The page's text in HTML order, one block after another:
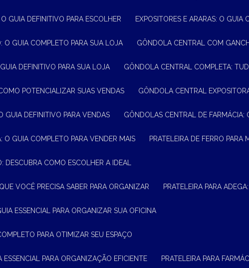
GUIA DEFINITIVO PARA ESCOLHER EXPOSITORES E ARARAS: O GUIA
O GUIA COMPLETO PARA SUA LOJA GÔNDOLA CENTRAL COM
DEFINITIVO PARA SUA LOJA GÔNDOLA CENTRAL COMPLETA:
POTENCIALIZAR SUAS VENDAS GÔNDOLA CENTRAL
GUIA DEFINITIVO PARA VENDAS GÔNDOLAS CENTRAL DE
O GUIA COMPLETO PARA VENDER MAIS PRATELEIRA DE FERRO
DESCUBRA COMO ESCOLHER A IDEAL
VOCÊ PRECISA SABER PARA ORGANIZAR PRATELEIRA PARA
ESSENCIAL PARA ORGANIZAR SUA OFICINA
PARA OTIMIZAR SEU ESPAÇO
ESSENCIAL PARA ORGANIZAÇÃO EFICIENTE PRATELEIRA PARA